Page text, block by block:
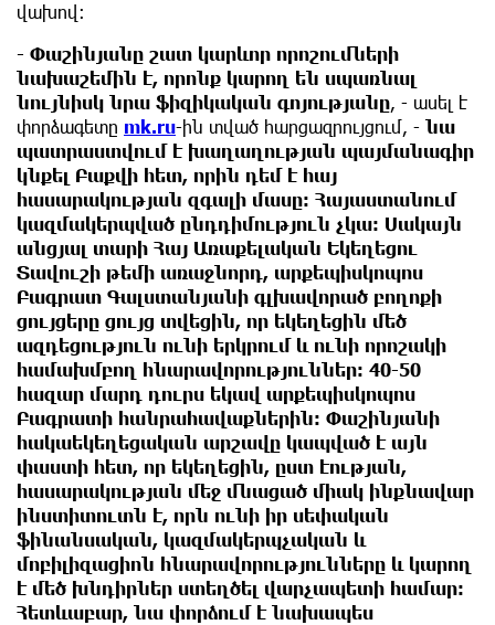
վախով:
- Փաշինյանը շատ կարևոր որոշումների
նախաշեմին է, որոնք կարող են սպառնալ
նույնիսկ նրա ֆիզիկական գոյությանը, - ասել է
փորձագետը mk.ru-ին տված հարցազրույցում, - նա
պատրաստվում է խաղաղության պայմանագիր
կնքել Բաքվի հետ, որին դեմ է հայ
հասարակության զգալի մասը: Հայաստանում
կազմակերպված ընդդիմություն չկա: Սակայն
անցյալ տարի Հայ Առաքելական Եկեղեցու
Տավուշի թեմի առաջնորդ, արքեպիսկոպոս
Բագրատ Գալստանյանի գլխավորած բողոքի
ցույցերը ցույց տվեցին, որ եկեղեցին մեծ
ազդեցություն ունի երկրում և ունի որոշակի
համախմբող հնարավորություններ։ 40-50
հազար մարդ դուրս եկավ արքեպիսկոպոս
Բագրատի հանրահավաքներին։ Փաշինյանի
հակաեկեղեցական արշավը կապված է այն
փաստի հետ, որ եկեղեցին, ըստ էության,
հասարակության մեջ մնացած միակ ինքնավար
ինստիտուտն է, որն ունի իր սեփական
ֆինանսական, կազմակերպչական և
մոբիլիզացիոն հնարավորությունները և կարող
է մեծ խնդիրներ ստեղծել վարչապետի համար։
Հետևաբար, նա փորձում է նախապես